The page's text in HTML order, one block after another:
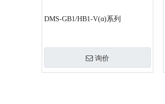
DMS-GB1/HB1-V(α)系列
询价